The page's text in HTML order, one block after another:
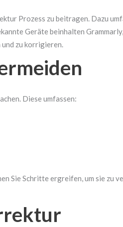
Prozess zu beitragen. Dazu
Geräte beinhalten
zu korrigieren.
Diese umfassen:
Sie Schritte ergreifen, um sie zu